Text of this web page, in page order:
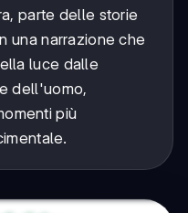
parte delle storie
una narrazione che
luce dalle
dell'uomo,
più